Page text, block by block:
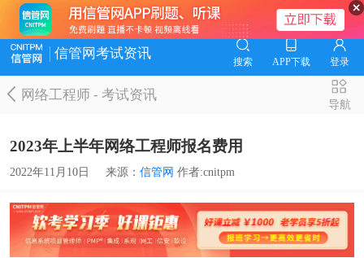
信管网考试资讯
搜索 APP下载 登录
网络工程师-考试资讯
导航
2023年上半年网络工程师报名费用
2022年11月10日 来源： 信管网 作者:cnitpm